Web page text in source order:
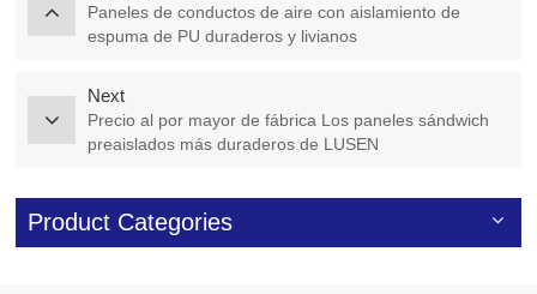
Paneles de conductos de aire con aislamiento de
espuma de PU duraderos y livianos
Next
Precio al por mayor de fábrica Los paneles sándwich
preaislados más duraderos de LUSEN
Product Categories